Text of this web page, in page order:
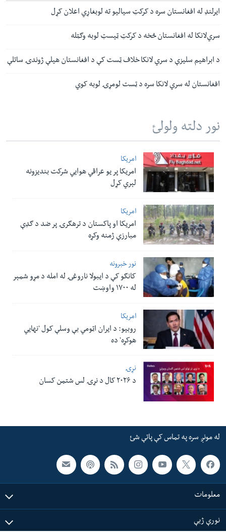
ایرلنډ له افغانستان سره د کرکټ سیالیو ته لوبغاړي اعلان کړل
سري‌لانکا له افغانستان څخه د کرکټ ټیسټ لوبه وګټله
د ابراهیم سلیزې د سري لانکا خلاف ټست کې د افغانستان هیلې ژوندۍ ساتلې
افغانستان له سري لانکا سره د ټست لومړۍ لوبه کوي
نور دلته ولولئ
امریکا
امریکا پر یو عراقي هوایي شرکت بندیزونه
لېري کړل
امریکا
امریکا او پاکستان د ترهګرۍ پر ضد د ګډې
مبارزې ژمنه وکړه
نور خبرونه
کانګو کې د ایبولا ناروغۍ له امله د مړو شمېر
له ۱۷۰۰ واوښت
امریکا
روبیو: د ایران اټومي بې وسلې کول 'نهايي
هوکړه' ده
نړۍ
د ۲۰۲۶ کال د نړۍ لس شتمن کسان
له مونږ سره په تماس کې پاتې شئ
معلومات
نورې ژبې